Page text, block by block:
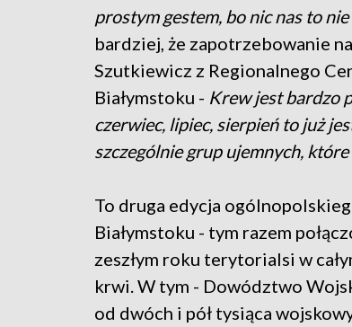
prostym gestem, bo nic nas to
bardziej, że zapotrzebowanie
Szutkiewicz z Regionalnego
Białymstoku - Krew jest bardzo
czerwiec, lipiec, sierpień to już
szczególnie grup ujemnych, które
To druga edycja
Białymstoku - tym razem
zeszłym roku terytorialsi w
krwi. W tym - Dowództwo
od dwóch i pół tysiąca